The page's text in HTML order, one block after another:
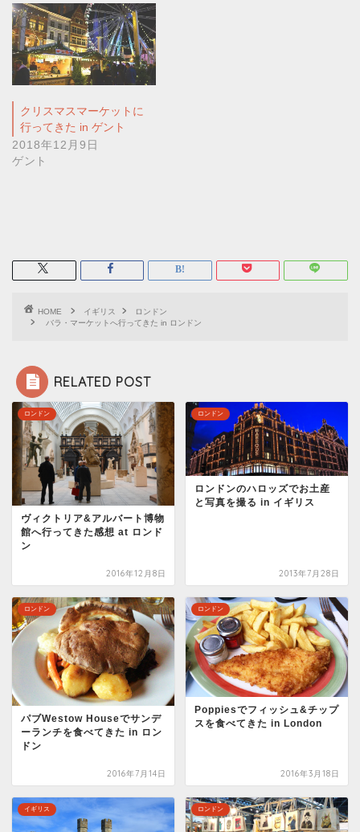
クリスマスマーケットに
行ってきた in ゲント
2018年12月9日
ゲント
HOME イギリス
ロンドン
バラ・マーケットへ行ってきた in ロンドン
RELATED POST
ロンドン
ヴィクトリア&アルバート博物
館へ行ってきた感想 at ロンド
ン
2016年12月8日
ロンドン
ロンドンのハロッズでお土産
と写真を撮る in イギリス
2013年7月28日
ロンドン
パブWestow Houseでサンデ
ーランチを食べてきた in ロン
ドン
2016年7月14日
ロンドン
Poppiesでフィッシュ&チップ
スを食べてきた in London
2016年3月18日
イギリス ロンドン